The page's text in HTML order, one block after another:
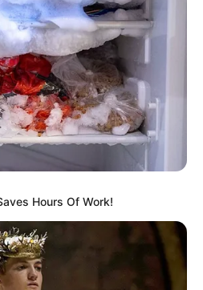
Ξεκίνησαν
μισθωτών: Πότε θα
2021;
2021: Ξεκίνησαν οι
μέρισμα 2021:
Hours Of Work!